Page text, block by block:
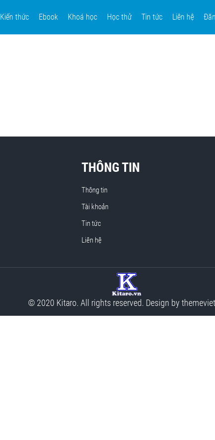
Kiến thức Ebook Khoá học Học thử Tin tức Liên hệ
THÔNG TIN
Thông tin
Tài khoản
Tin tức
Liên hệ
© 2020 Kitaro. All rights reserved. Design by